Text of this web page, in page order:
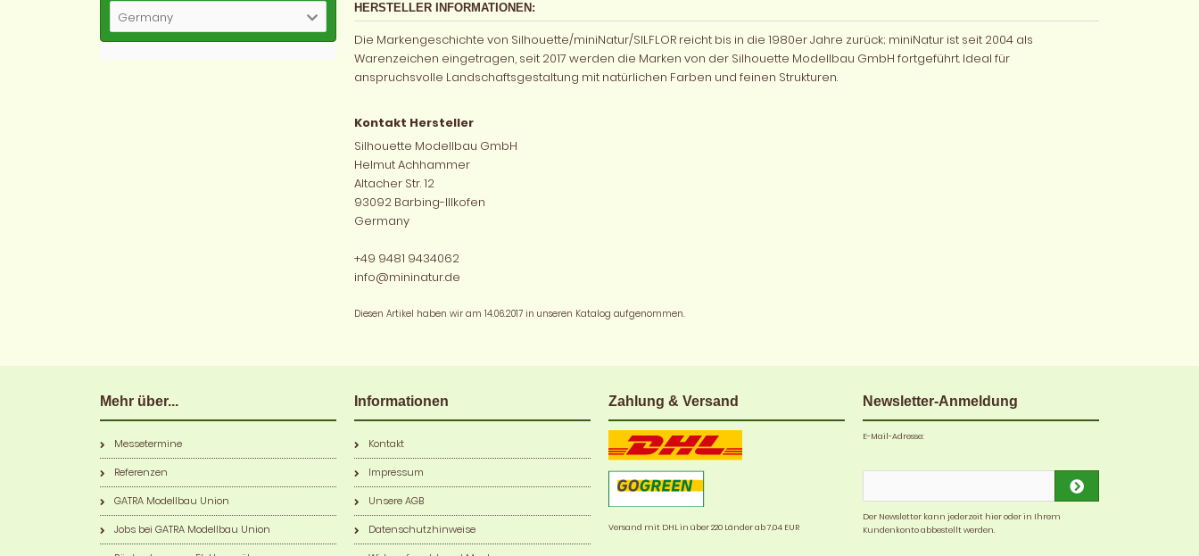
HERSTELLER INFORMATIONEN:
Die Markengeschichte von Silhouette/miniNatur/SILFLOR reicht bis in die 1980er Jahre zurück; miniNatur ist seit 2004 als
Warenzeichen eingetragen, seit 2017 werden die Marken von der Silhouette Modellbau GmbH fortgeführt. Ideal für
anspruchsvolle Landschaftsgestaltung mit natürlichen Farben und feinen Strukturen.
Kontakt Hersteller
Silhouette Modellbau GmbH
Helmut Achhammer
Altacher Str. 12
93092 Barbing-Illkofen
Germany
+49 9481 9434062
info@mininatur.de
Diesen Artikel haben wir am 14.06.2017 in unseren Katalog aufgenommen.
Germany
Mehr über...
Messetermine
Referenzen
GATRA Modellbau Union
Jobs bei GATRA Modellbau Union
Informationen
Kontakt
Impressum
Unsere AGB
Datenschutzhinweise
Zahlung & Versand
Versand mit DHL in über 220 Länder ab 7,04 EUR
Newsletter-Anmeldung
E-Mail-Adresse:
Der Newsletter kann jederzeit hier oder in Ihrem
Kundenkonto abbestellt werden.